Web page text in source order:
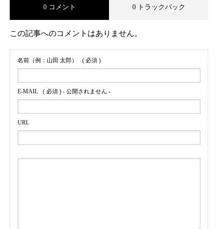
0 コメント 0 トラックバック
この記事へのコメントはありません。
名前（例：山田 太郎） ( 必須 )
E-MAIL ( 必須 ) - 公開されません -
URL